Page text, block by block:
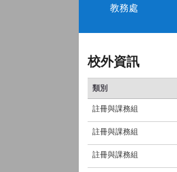
教務處
校外資訊
類別
註冊與課務組
註冊與課務組
註冊與課務組